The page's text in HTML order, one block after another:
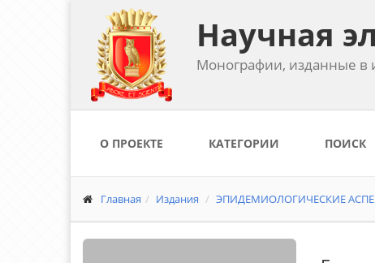
Научная
Монографии, изданные в
О ПРОЕКТЕ КАТЕГОРИИ ПОИСК
Главная Издания ЭПИДЕМИОЛОГИЧЕСКИЕ